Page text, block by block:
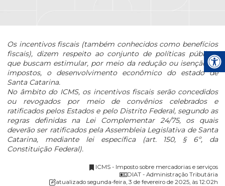
Os incentivos fiscais (também conhecidos como benefícios
fiscais), dizem respeito ao conjunto de políticas públicas
que buscam estimular, por meio da redução ou isenção de
impostos, o desenvolvimento econômico do estado de
Santa Catarina.
No âmbito do ICMS, os incentivos fiscais serão concedidos
ou revogados por meio de convênios celebrados e
ratificados pelos Estados e pelo Distrito Federal, segundo as
regras definidas na Lei Complementar 24/75, os quais
deverão ser ratificados pela Assembleia Legislativa de Santa
Catarina, mediante lei específica (art. 150, § 6º, da
Constituição Federal).
ICMS - Imposto sobre mercadorias e serviços
DIAT - Administração Tributária
atualizado segunda-feira, 3 de fevereiro de 2025, às 12:02h